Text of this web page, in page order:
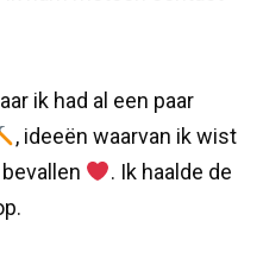
ik had al een paar
, ideeën waarvan ik wist
. Ik haalde de